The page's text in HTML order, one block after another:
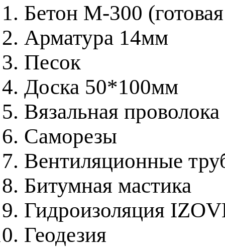
Бетон М-300
Арматура 14мм
Песок
Доска 50*100мм
Вязальная проволока
Саморезы
Вентиляционные
Битумная мастика
Гидроизоляция
Геодезия